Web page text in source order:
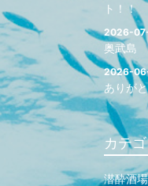
ト！！
2026-
奥武島
2026-
ありが
カテ
潜酔酒